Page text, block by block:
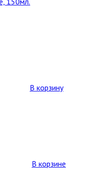
В корзину
В корзине